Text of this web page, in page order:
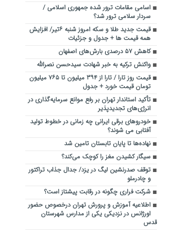
اسامی مقامات ترور شده جمهوری اسلامی /
سردار سلامی ترور شد؟
قیمت جدید طلا و سکه امروز شنبه ۶تیر/ افزایش
همه قیمت ها + جدول و جزئیات
کاهش ۵۷ درصدی بارش‌های اصفهان
واکنش ترکیه به خبر شهادت سیدحسن نصرالله
قیمت روز تارا / تارا از ۳۹۴ میلیون تا ۷۶۵ میلیون
تومان قیمت خورد + جدول
تأکید استاندار تهران بر رفع موانع سرمایه‌گذاری در
انرژی‌های تجدیدپذیر
خودروهای برقی ایرانی چه زمانی در خطوط تولید
آفتابی می شوند؟
نهاده‌ها تا پایان تابستان تامین شد
سیگار کشیدن مغز را کوچک می‌کند؟
توقف صدرنشین لیگ در یزد/ جدال‌ جذاب تراکتور
و چادرملو‌
شرکت فراری چگونه در رقابت پیشتاز است؟
اطلاعیه آموزش و پرورش تهران درخصوص حضور
اورژانس در نزدیکی یکی از مدارس شهرستان‌
قدس